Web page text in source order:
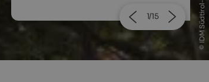
2/15